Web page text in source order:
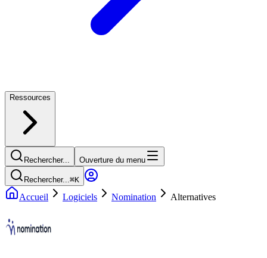
Ressources
Rechercher... Ouverture du menu
Rechercher...⌘K
Accueil Logiciels Nomination Alternatives